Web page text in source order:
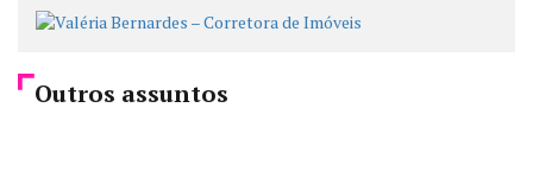
Outros assuntos